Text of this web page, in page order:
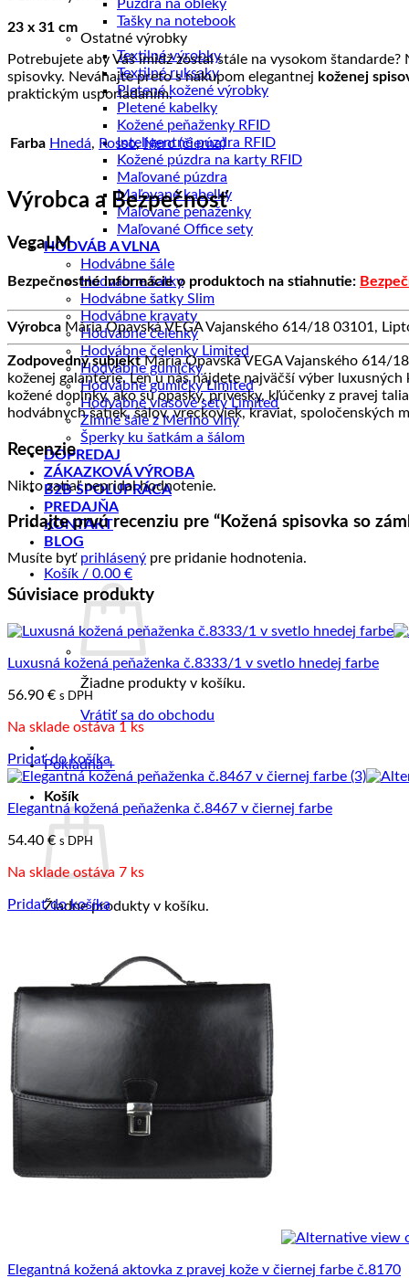
Púzdra na obleky
Tašky na notebook
Ostatné výrobky
Textilné výrobky
Textilné ruksaky
Pletené kožené výrobky
Pletené kabelky
Kožené peňaženky RFID
Inteligentné púzdra RFID
Kožené púzdra na karty RFID
Maľované púzdra
Maľované kabelky
Maľované peňaženky
Maľované Office sety
HODVÁB A VLNA
Hodvábne šále
Hodvábne šatky
Hodvábne šatky Slim
Hodvábne kravaty
Hodvábne čelenky
Hodvábne čelenky Limited
Hodvábne gumičky
Hodvábne gumičky Limited
Hodvábne vlasové sety Limited
Zimné šále z Merino vlny
Šperky ku šatkám a šálom
DOPREDAJ
ZÁKAZKOVÁ VÝROBA
B2B SPOLUPRÁCA
PREDAJŇA
KONTAKT
BLOG
Košík / 0.00 €
Žiadne produkty v košíku.
Vrátiť sa do obchodu
Pokladňa +
Košík
Žiadne produkty v košíku.
23 x 31 cm
Potrebujete aby Váš imidž zostal stále na vysokom
spisovky. Neváhajte preto s nákupom elegantnej koženej
praktickým usporiadaním.
Farba Hnedá, Rosso, Nero (čierna)
Výrobca a Bezpečnosť
VegaLM
Bezpečnostné informácie o produktoch na stiahnutie:
Výrobca Mária Opavská VEGA Vajanského 614/18 03101,
Zodpovedný subjektMária Opavská VEGA Vajanského 614/
koženej galantérie. Len u nás nájdete najväčší výber
kožené doplnky, ako sú opasky, prívesky, kľúčenky z pravej
hodvábnych šatiek, šálov, vreckoviek, kraviat, spoločenských
Recenzie
Nikto zatiaľ nepridal hodnotenie.
Pridajte prvú recenziu pre “Kožená spisovka so
Musíte byť prihlásený pre pridanie hodnotenia.
Súvisiace produkty
Luxusná kožená peňaženka č.8333/1 v svetlo hnedej farbe
56.90 € s DPH
Na sklade ostáva 1 ks
Pridať do košíka
Elegantná kožená peňaženka č.8467 v čiernej farbe
54.40 € s DPH
Na sklade ostáva 7 ks
Pridať do košíka
Elegantná kožená aktovka z pravej kože v čiernej farbe č.8170